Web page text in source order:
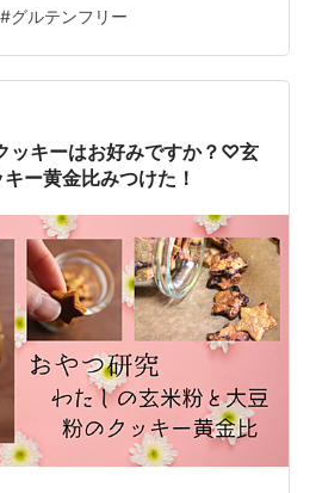
。 ◆スコーンをいろんな粉で作
は大豆粉。 小麦に比べオートミ
わるけど普通に美味しかった。
から言うと、お茶菓子としては
「おから」のような風味がする
#グルテンフリー
ッキーはお好みですか？♡玄
ー黄金比みつけた！